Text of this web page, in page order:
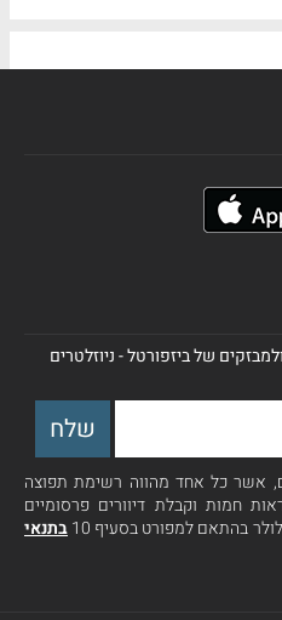
של ביזפורטל - ניוזלטרים
אשר כל אחד מהווה רשימת תפוצה
חמות וקבלת דיוורים פרסומיים
בהתאם למפורט בסעיף 10
בתנאי